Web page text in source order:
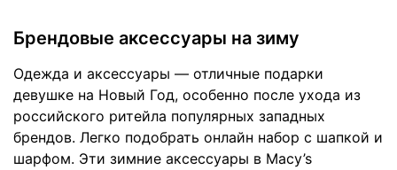
Брендовые аксессуары на зиму
Одежда и аксессуары — отличные подарки
девушке на Новый Год, особенно после ухода из
российского ритейла популярных западных
брендов. Легко подобрать онлайн набор с шапкой и
шарфом. Эти зимние аксессуары в Macy’s